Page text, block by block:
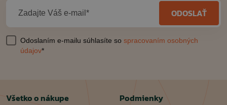
Zadajte Váš e-mail* ODOSLAŤ
Odoslaním e-mailu súhlasíte so spracovaním osobných
údajov*
Všetko o nákupe Podmienky